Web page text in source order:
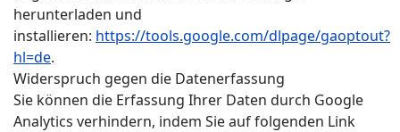
herunterladen und
installieren: https://tools.google.com/dlpage/gaoptout?
hl=de.
Widerspruch gegen die Datenerfassung
Sie können die Erfassung Ihrer Daten durch Google
Analytics verhindern, indem Sie auf folgenden Link